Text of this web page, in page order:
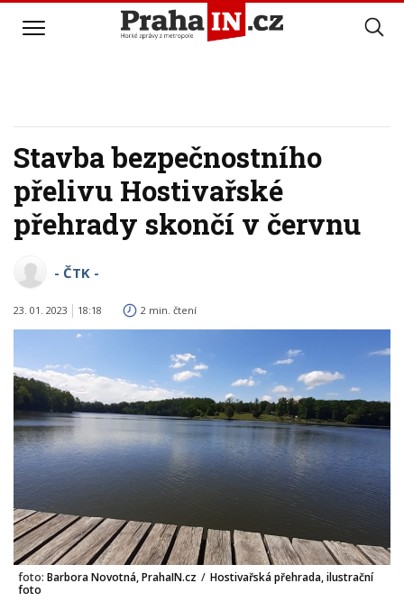
Stavba bezpečnostního
přelivu Hostivařské
přehrady skončí v červnu
- ČTK -
23. 01. 2023 18:18 2 min. čtení
foto: Barbora Novotná, PrahaIN.cz / Hostivařská přehrada, ilustrační
foto